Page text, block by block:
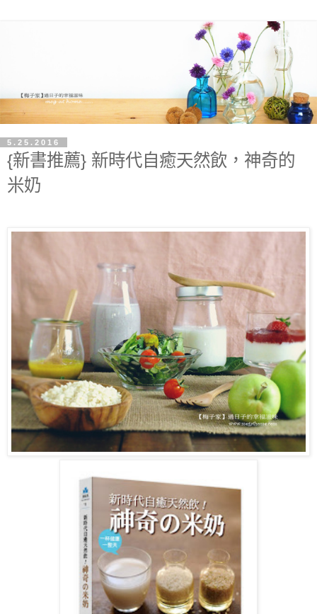
5.25.2016
{新書推薦} 新時代自癒天然飲，神奇的
米奶